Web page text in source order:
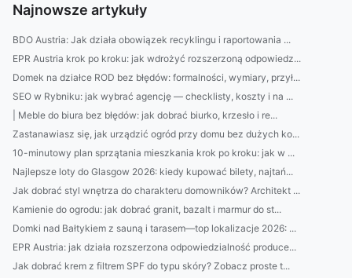
Najnowsze artykuły
BDO Austria: Jak działa obowiązek recyklingu i raportowania ...
EPR Austria krok po kroku: jak wdrożyć rozszerzoną odpowiedz...
Domek na działce ROD bez błędów: formalności, wymiary, przył...
SEO w Rybniku: jak wybrać agencję — checklisty, koszty i na ...
| Meble do biura bez błędów: jak dobrać biurko, krzesło i re...
Zastanawiasz się, jak urządzić ogród przy domu bez dużych ko...
10-minutowy plan sprzątania mieszkania krok po kroku: jak w ...
Najlepsze loty do Glasgow 2026: kiedy kupować bilety, najtań...
Jak dobrać styl wnętrza do charakteru domowników? Architekt ...
Kamienie do ogrodu: jak dobrać granit, bazalt i marmur do st...
Domki nad Bałtykiem z sauną i tarasem—top lokalizacje 2026: ...
EPR Austria: jak działa rozszerzona odpowiedzialność produce...
Jak dobrać krem z filtrem SPF do typu skóry? Zobacz proste t...